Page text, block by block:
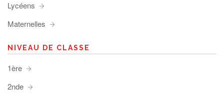
Lycéens
Maternelles
NIVEAU DE CLASSE
1ère
2nde